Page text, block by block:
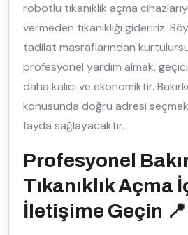
robotlu tıkanıklık açma
vermeden tıkanıklığı gideririz.
tadilat masraflarından
profesyonel yardım almak,
daha kalıcı ve ekonomiktir.
konusunda doğru adresi
fayda sağlayacaktır.
Profesyonel
Tıkanıklık Açma
İletişime Geçin 📍